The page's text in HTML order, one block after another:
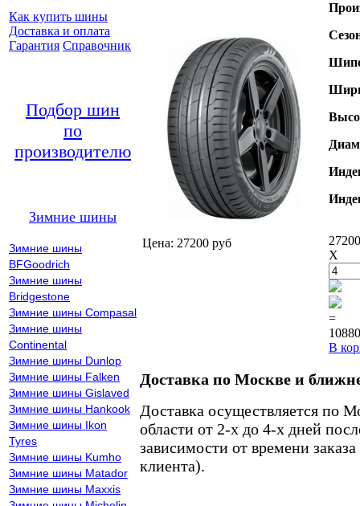
Как купить шины
Доставка и оплата
Гарантия Справочник
Подбор шин
по
производителю
Зимние шины
Зимние шины
BFGoodrich
Зимние шины
Bridgestone
Зимние шины Compasal
Зимние шины
Continental
Зимние шины Dunlop
Зимние шины Falken
Зимние шины Gislaved
Зимние шины Hankook
Зимние шины Ikon
Tyres
Зимние шины Kumho
Зимние шины Matador
Зимние шины Maxxis
Цена: 27200 руб
X
=
В
Доставка по Москве и
Доставка осуществляется по
области от 2-х до 4-х дней
зависимости от времени
клиента).